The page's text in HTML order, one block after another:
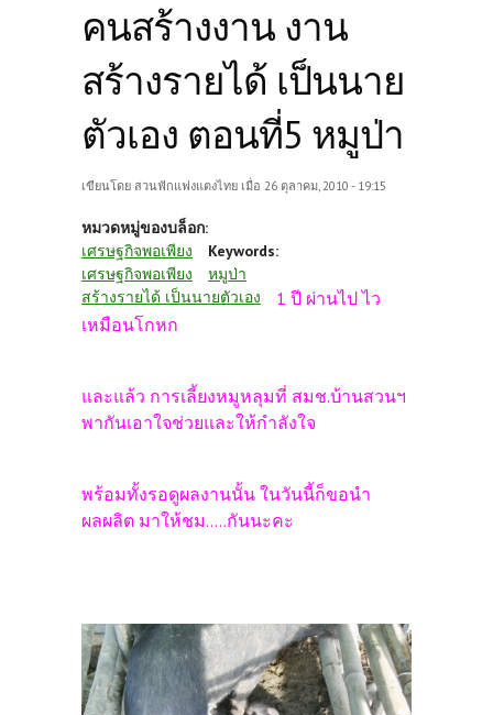
คนสร้างงาน งาน
สร้างรายได้ เป็นนาย
ตัวเอง ตอนที่5 หมูป่า
เขียนโดย สวนฟักแฟงแตงไทย เมื่อ 26 ตุลาคม, 2010 - 19:15
หมวดหมู่ของบล็อก:
เศรษฐกิจพอเพียง
Keywords:
เศรษฐกิจพอเพียง
หมูป่า
สร้างรายได้ เป็นนายตัวเอง
1 ปี ผ่านไป ไว
เหมือนโกหก
และแล้ว การเลี้ยงหมูหลุมที่ สมช.บ้านสวนฯ
พากันเอาใจช่วยและให้กำลังใจ
พร้อมทั้งรอดูผลงานนั้น ในวันนี้ก็ขอนำ
ผลผลิต มาให้ชม.....กันนะคะ